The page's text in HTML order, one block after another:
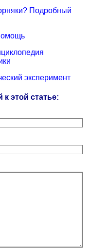
Подробный
эксперимент
этой статье: